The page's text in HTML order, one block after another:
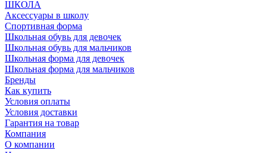
ШКОЛА
Аксессуары в школу
Спортивная форма
Школьная обувь для девочек
Школьная обувь для мальчиков
Школьная форма для девочек
Школьная форма для мальчиков
Бренды
Как купить
Условия оплаты
Условия доставки
Гарантия на товар
Компания
О компании